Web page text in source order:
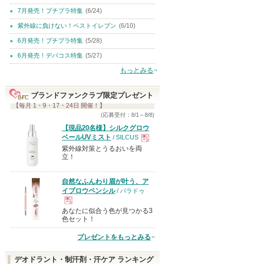
7月発売！プチプラ特集 (6/24)
紫外線に負けない！ベストイレブン (6/10)
6月発売！プチプラ特集 (5/28)
6月発売！デパコス特集 (5/27)
もっとみる
ブランドファンクラブ限定プレゼント
【毎月 1・9・17・24日 開催！】
(応募受付：8/1～8/8)
【現品20名様】シルクグロウ
ベールUVミスト / SILCUS
現
品
紫外線対策とうるおいを両
立！
自然なふんわり眉が叶う、ア
イブロウペンシル/ パラドゥ
現
あなたに似合う色が見つかる3
色セット！
プレゼントをもっとみる
デオドラント・制汗剤・汗ケア ランキング